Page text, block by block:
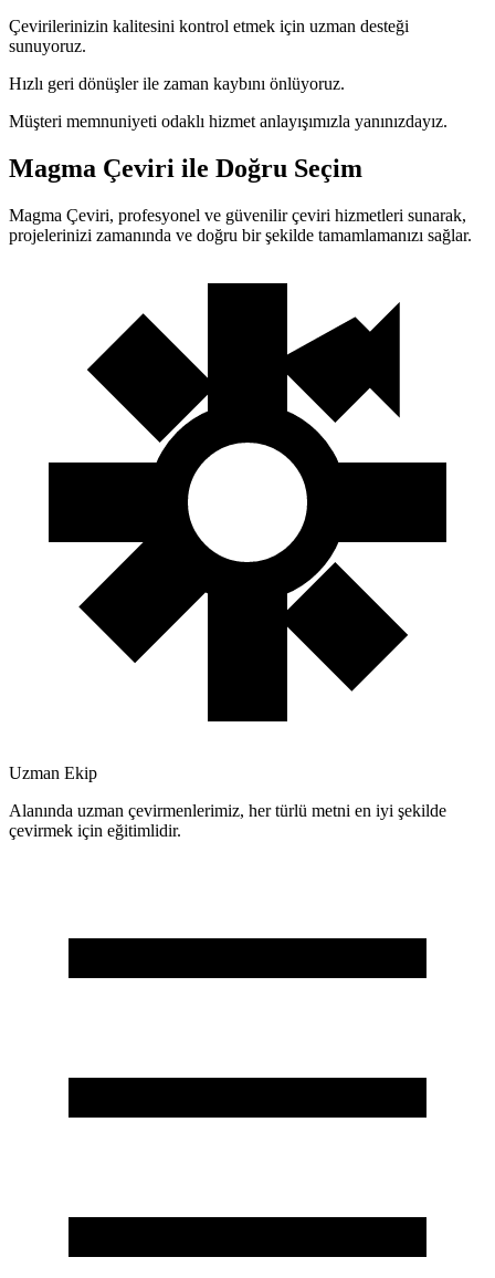
Çevirilerinizin kalitesini kontrol etmek için uzman desteği
sunuyoruz.
Hızlı geri dönüşler ile zaman kaybını önlüyoruz.
Müşteri memnuniyeti odaklı hizmet anlayışımızla yanınızdayız.
Magma Çeviri ile Doğru Seçim
Magma Çeviri, profesyonel ve güvenilir çeviri hizmetleri sunarak,
projelerinizi zamanında ve doğru bir şekilde tamamlamanızı sağlar.
Uzman Ekip
Alanında uzman çevirmenlerimiz, her türlü metni en iyi şekilde
çevirmek için eğitimlidir.